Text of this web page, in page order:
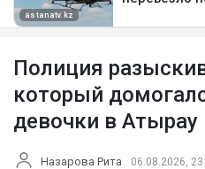
Полиция
который
девочки в Атырау
Назарова Рита 06.08.2026,